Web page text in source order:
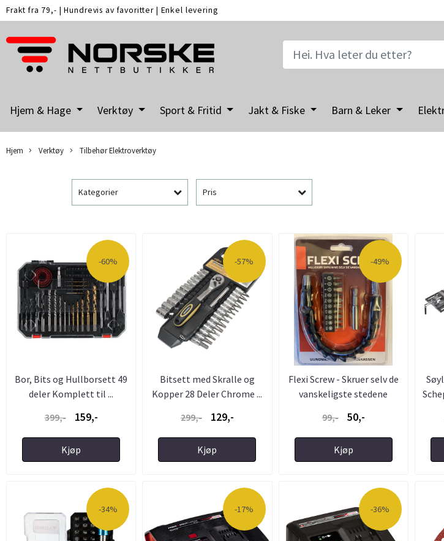
Frakt fra 79,- |Hundrevis av favoritter | Enkel levering
Hjem & Hage Verktøy Sport & Fritid Jakt & Fiske Barn & Leker
Hjem Verktøy Tilbehør Elektroverktøy
Kategorier Pris
-60%
Bor, Bits og Hullborsett 49
deler Komplett til ...
399,-
159,-
Kjøp
-57%
Bitsett med Skralle og
Kopper 28 Deler Chrome ...
299,-
129,-
Kjøp
-49%
Flexi Screw - Skruer selv de
vanskeligste stedene
99,-
50,-
Kjøp
-34% -17% -36%